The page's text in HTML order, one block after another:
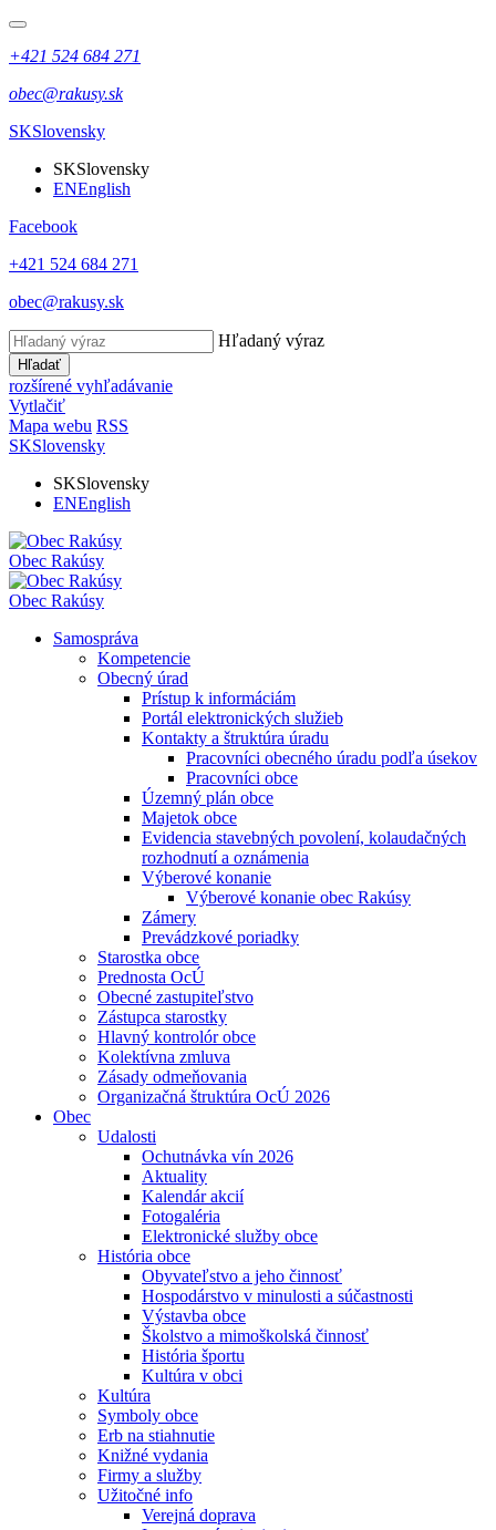
+421 524 684 271
obec@rakusy.sk
SKSlovensky
SKSlovensky
ENEnglish
Facebook
+421 524 684 271
obec@rakusy.sk
Hľadaný výraz
Hľadať
rozšírené vyhľadávanie
Vytlačiť
Mapa webu RSS
SKSlovensky
SKSlovensky
ENEnglish
Obec Rakúsy
Obec Rakúsy
Samospráva
Kompetencie
Obecný úrad
Prístup k informáciám
Portál elektronických služieb
Kontakty a štruktúra úradu
Pracovníci obecného úradu podľa úsekov
Pracovníci obce
Územný plán obce
Majetok obce
Evidencia stavebných povolení, kolaudačných
rozhodnutí a oznámenia
Výberové konanie
Výberové konanie obec Rakúsy
Zámery
Prevádzkové poriadky
Starostka obce
Prednosta OcÚ
Obecné zastupiteľstvo
Zástupca starostky
Hlavný kontrolór obce
Kolektívna zmluva
Zásady odmeňovania
Organizačná štruktúra OcÚ 2026
Obec
Udalosti
Ochutnávka vín 2026
Aktuality
Kalendár akcií
Fotogaléria
Elektronické služby obce
História obce
Obyvateľstvo a jeho činnosť
Hospodárstvo v minulosti a súčastnosti
Výstavba obce
Školstvo a mimoškolská činnosť
História športu
Kultúra v obci
Kultúra
Symboly obce
Erb na stiahnutie
Knižné vydania
Firmy a služby
Užitočné info
Verejná doprava